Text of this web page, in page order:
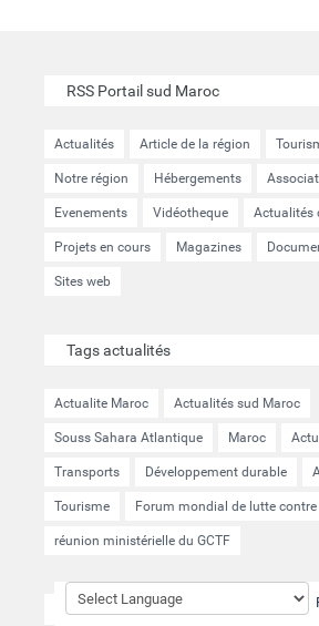
RSS Portail sud Maroc
Actualités Article de la région
Notre région Hébergements
Evenements Vidéotheque Actualités
Projets en cours Magazines
Sites web
Tags actualités
Actualite Maroc Actualités sud Maroc
Souss Sahara Atlantique Maroc
Transports Développement durable
Tourisme Forum mondial de lutte
réunion ministérielle du GCTF
Réseaux sociaux